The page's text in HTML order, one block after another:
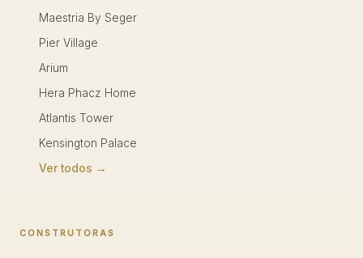
Maestria By Seger
Pier Village
Arium
Hera Phacz Home
Atlantis Tower
Kensington Palace
Ver todos →
CONSTRUTORAS